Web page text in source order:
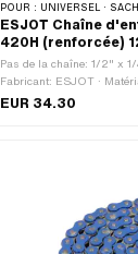
POUR : UNIVERSEL ·
ESJOT Chaîne
420H (renforcée)
Pas de la chaîne: 1/2" x
Fabricant: ESJOT ·
120 pcs · Circonférence
EUR 34.30